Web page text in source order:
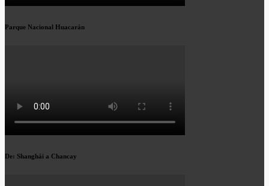
Parque Nacional Huacarán
De: Shanghái a Chancay